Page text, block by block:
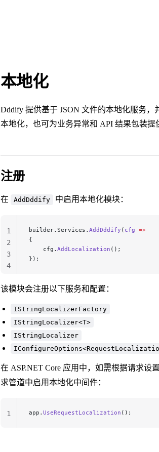
本地化
Dddify 提供基于 JSON 文件的本地化服务
本地化，也可为业务异常和 API 结果包装提
注册
在 AddDddify 中启用本地化模块：
builder.Services. AddDddify ( cfg =>
{
    cfg.
AddLocalization ();
});
1
2
3
4
该模块会注册以下服务和配置：
IStringLocalizerFactory
IStringLocalizer<T>
IStringLocalizer
在 ASP.NET Core 应用中，如需根据请求设置
求管道中启用本地化中间件：
app. UseRequestLocalization ();
1